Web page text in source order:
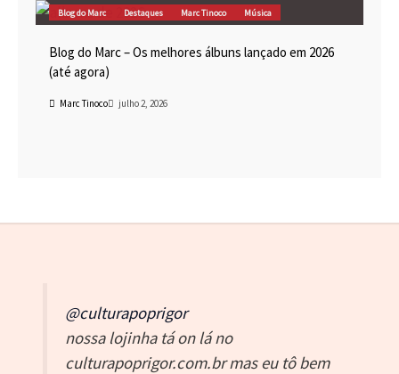
Blog do Marc Destaques Marc Tinoco Música
Blog do Marc – Os melhores álbuns lançado em 2026
(até agora)
Marc Tinoco julho 2, 2026
@culturapoprigor
nossa lojinha tá on lá no
culturapoprigor.com.br mas eu tô bem